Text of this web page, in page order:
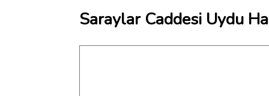
Saraylar Caddesi Uydu